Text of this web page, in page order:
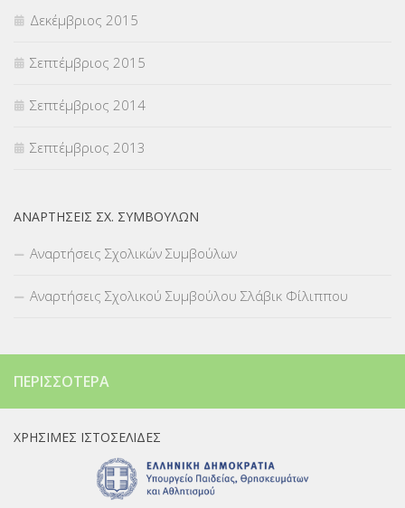
Δεκέμβριος 2015
Σεπτέμβριος 2015
Σεπτέμβριος 2014
Σεπτέμβριος 2013
ΑΝΑΡΤΉΣΕΙΣ ΣΧ. ΣΥΜΒΟΎΛΩΝ
Αναρτήσεις Σχολικών Συμβούλων
Αναρτήσεις Σχολικού Συμβούλου Σλάβικ Φίλιππου
ΠΕΡΙΣΣΌΤΕΡΑ
ΧΡΉΣΙΜΕΣ ΙΣΤΟΣΕΛΊΔΕΣ